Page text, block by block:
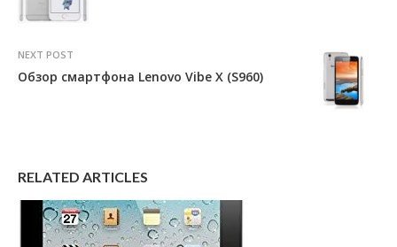
NEXT POST
Обзор смартфона Lenovo Vibe X (S960)
RELATED ARTICLES